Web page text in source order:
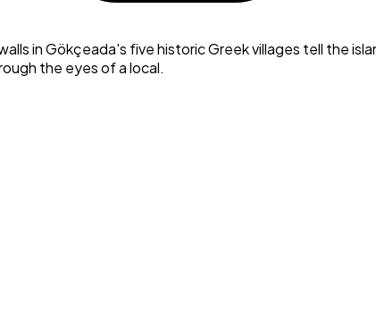
in Gökçeada's five historic Greek villages tell the
the eyes of a local.